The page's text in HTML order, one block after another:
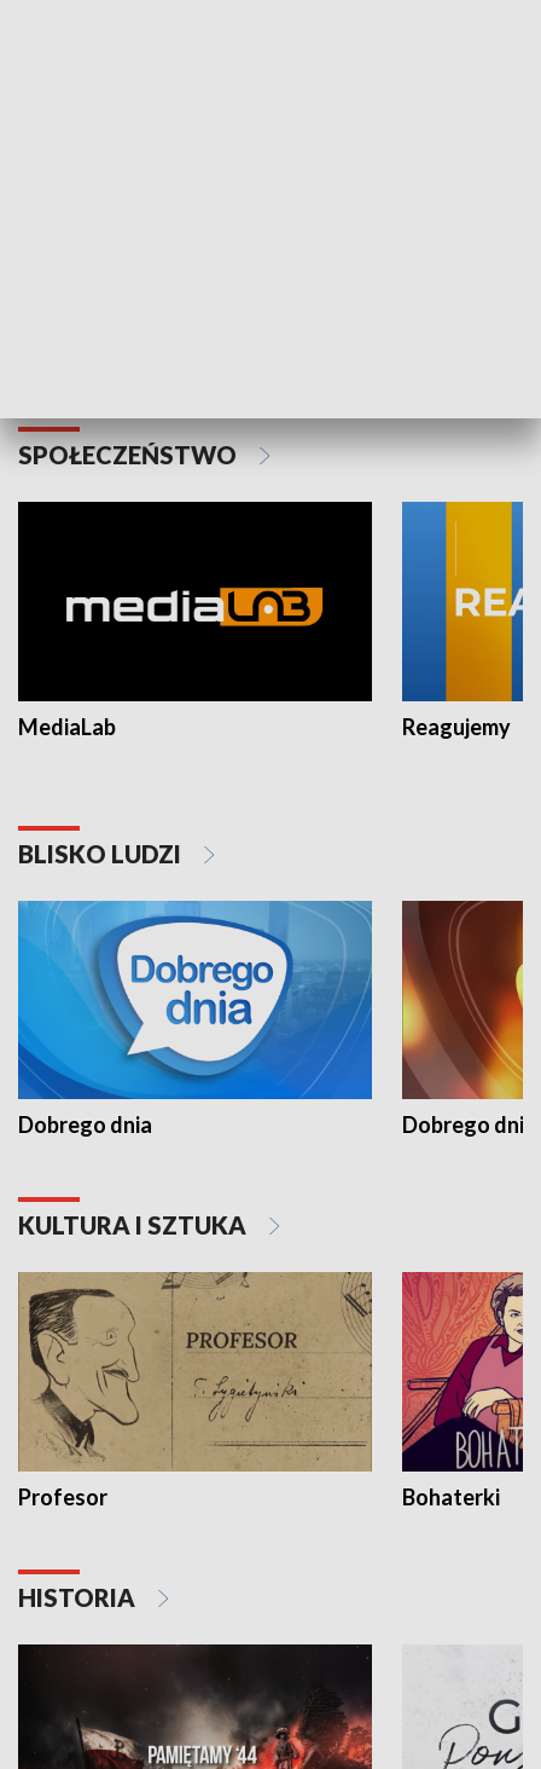
SPOŁECZEŃSTWO
MediaLab Reagujemy
BLISKO LUDZI
Dobrego dnia Dobrego dnia
KULTURA I SZTUKA
Profesor Bohaterki
HISTORIA